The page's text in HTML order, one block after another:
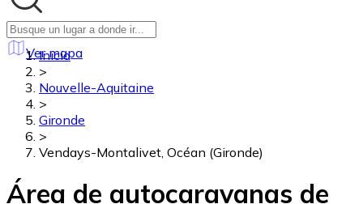
Ver mapa
Inicio
>
Nouvelle-Aquitaine
>
Gironde
>
Vendays-Montalivet, Océan (Gironde)
Área de autocaravanas de